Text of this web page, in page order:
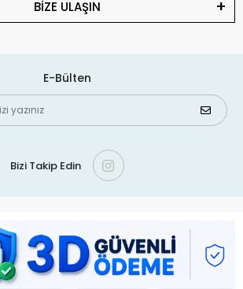
BİZE ULAŞIN
E-Bülten
Bizi Takip Edin